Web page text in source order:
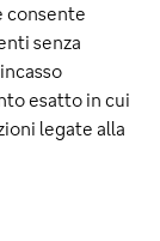
consente
senza
esatto in cui
legate alla